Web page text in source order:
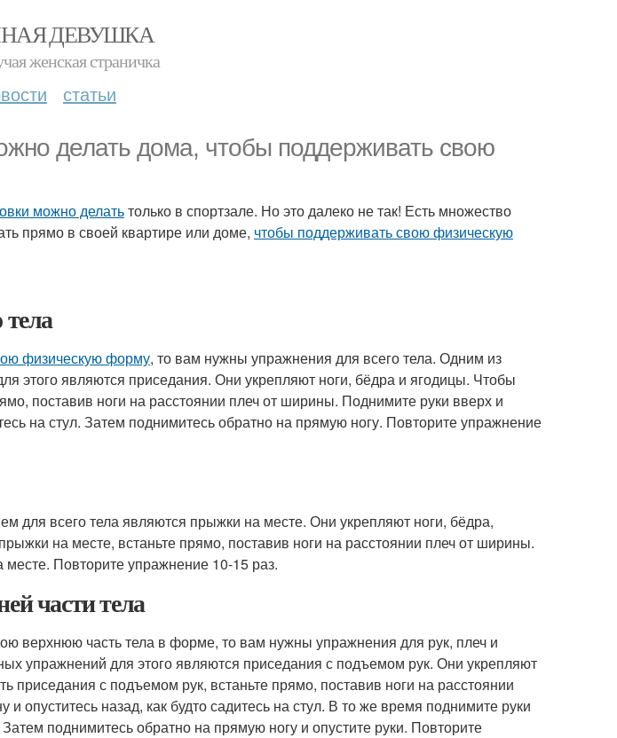
ДЕВУШКА
женская страничка
статьи
делать дома, чтобы поддерживать свою
можно делатьтолько в спортзале. Но это далеко не так! Есть множество
прямо в своей квартире или доме, чтобы поддерживать свою физическую
физическую форму, то вам нужны упражнения для всего тела. Одним из
этого являются приседания. Они укрепляют ноги, бёдра и ягодицы. Чтобы
поставив ноги на расстоянии плеч от ширины. Поднимите руки вверх и
на стул. Затем поднимитесь обратно на прямую ногу. Повторите упражнение
для всего тела являются прыжки на месте. Они укрепляют ноги, бёдра,
на месте, встаньте прямо, поставив ноги на расстоянии плеч от ширины.
Повторите упражнение 10-15 раз.
части тела
верхнюю часть тела в форме, то вам нужны упражнения для рук, плеч и
упражнений для этого являются приседания с подъемом рук. Они укрепляют
приседания с подъемом рук, встаньте прямо, поставив ноги на расстоянии
опуститесь назад, как будто садитесь на стул. В то же время поднимите руки
поднимитесь обратно на прямую ногу и опустите руки. Повторите